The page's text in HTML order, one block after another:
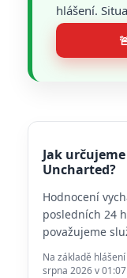
hlášení.
Jak
Uncharted?
Hodnocení
posledních 24
považujeme
Na základě
srpna 2026 v 01:07